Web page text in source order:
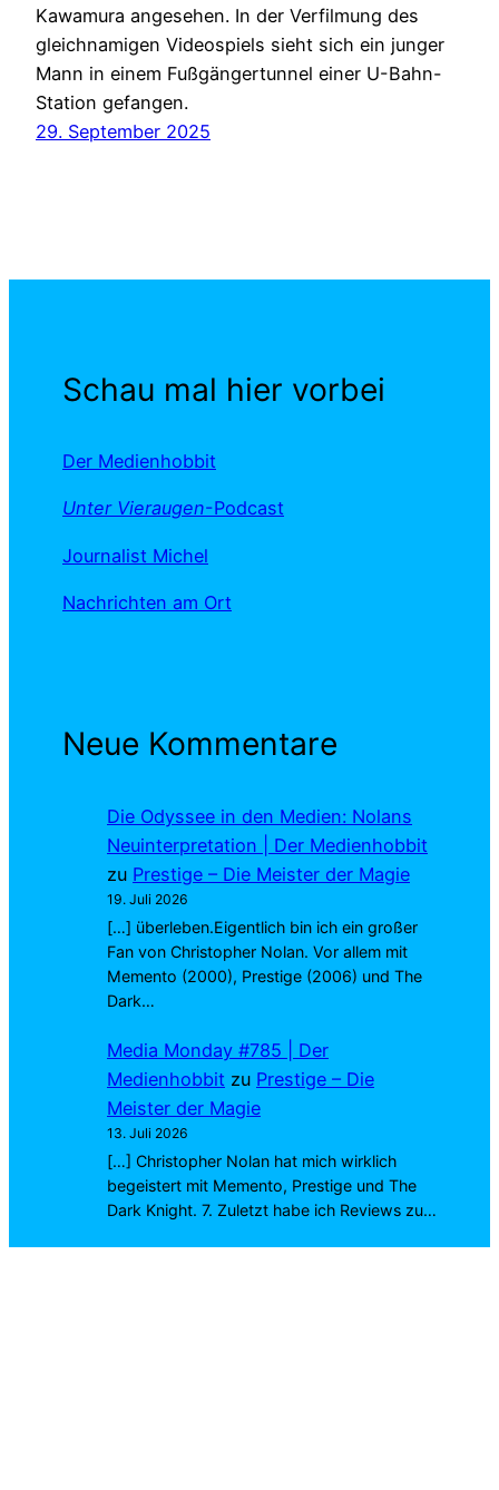
Kawamura angesehen. In der Verfilmung des
gleichnamigen Videospiels sieht sich ein junger
Mann in einem Fußgängertunnel einer U-Bahn-
Station gefangen.
29. September 2025
Schau mal hier vorbei
Der Medienhobbit
Unter Vieraugen-Podcast
Journalist Michel
Nachrichten am Ort
Neue Kommentare
Die Odyssee in den Medien: Nolans
Neuinterpretation | Der Medienhobbit
zu Prestige – Die Meister der Magie
19. Juli 2026
[…] überleben.Eigentlich bin ich ein großer
Fan von Christopher Nolan. Vor allem mit
Memento (2000), Prestige (2006) und The
Dark…
Media Monday #785 | Der
Medienhobbit zu Prestige – Die
Meister der Magie
13. Juli 2026
[…] Christopher Nolan hat mich wirklich
begeistert mit Memento, Prestige und The
Dark Knight. 7. Zuletzt habe ich Reviews zu…